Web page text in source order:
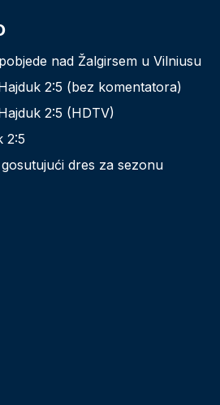
nad Žalgirsem u Vilniusu
2:5 (bez komentatora)
2:5 (HDTV)
2:5
dres za sezonu